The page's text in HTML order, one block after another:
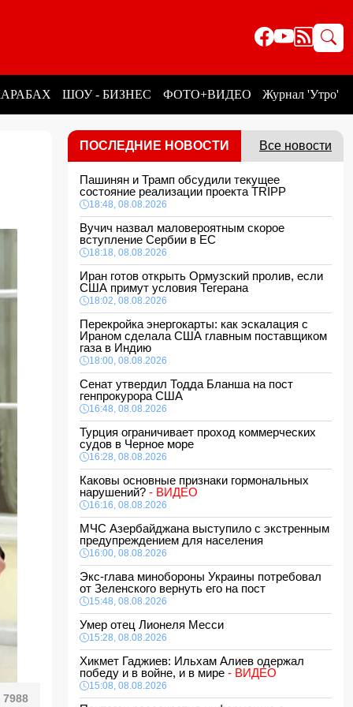
ШОУ - БИЗНЕС ФОТО+ВИДЕО Журнал 'Утро'
7988
ПОСЛЕДНИЕ НОВОСТИ Все новости
Пашинян и Трамп обсудили текущее
состояние реализации проекта TRIPP
18:48, 08.08.2026
Вучич назвал маловероятным скорое
вступление Сербии в ЕС
18:18, 08.08.2026
Иран готов открыть Ормузский пролив, если
США примут условия Тегерана
18:02, 08.08.2026
Перекройка энергокарты: как эскалация с
Ираном сделала США главным поставщиком
газа в Индию
18:00, 08.08.2026
Сенат утвердил Тодда Бланша на пост
генпрокурора США
16:48, 08.08.2026
Турция ограничивает проход коммерческих
судов в Черное море
16:28, 08.08.2026
Каковы основные признаки гормональных
нарушений? - ВИДЕО
16:16, 08.08.2026
МЧС Азербайджана выступило с экстренным
предупреждением для населения
16:00, 08.08.2026
Экс-глава минобороны Украины потребовал
от Зеленского вернуть его на пост
15:48, 08.08.2026
Умер отец Лионеля Месси
15:28, 08.08.2026
Хикмет Гаджиев: Ильхам Алиев одержал
победу и в войне, и в мире - ВИДЕО
15:08, 08.08.2026